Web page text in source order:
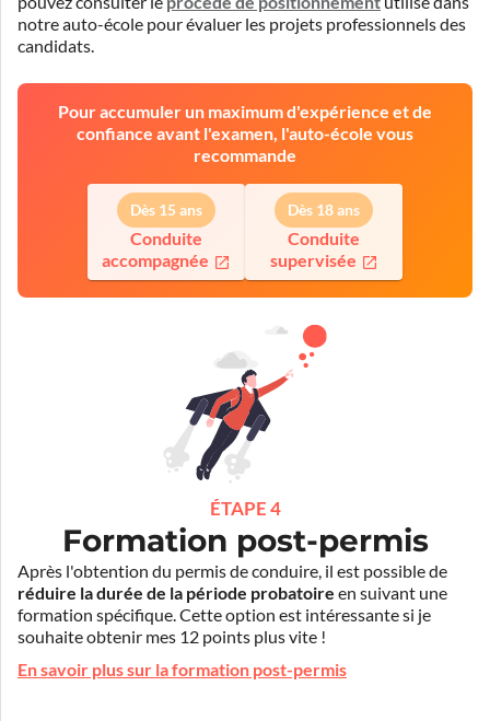
notre auto-école pour évaluer les projets professionnels des
candidats.
Pour accumuler un maximum d'expérience et de
confiance avant l'examen, l'auto-école vous
recommande
Dès 15 ans
Conduite
accompagnée
Dès 18 ans
Conduite
supervisée
ÉTAPE 4
Formation post-permis
Après l'obtention du permis de conduire, il est possible de
réduire la durée de la période probatoire en suivant une
formation spécifique. Cette option est intéressante si je
souhaite obtenir mes 12 points plus vite !
En savoir plus sur la formation post-permis